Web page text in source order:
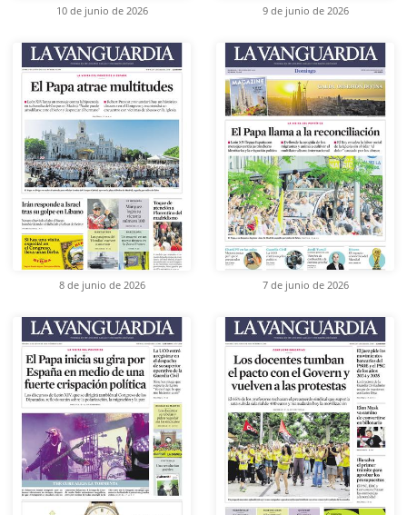
10 de junio de 2026 9 de junio de 2026
8 de junio de 2026 7 de junio de 2026